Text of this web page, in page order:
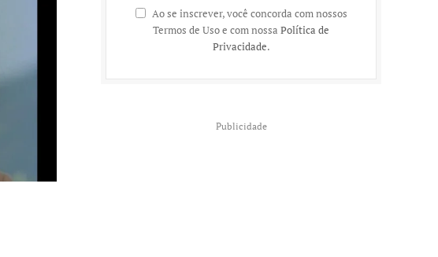
Ao se inscrever, você concorda com nossos
Termos de Uso e com nossa Política de
Privacidade.
Publicidade